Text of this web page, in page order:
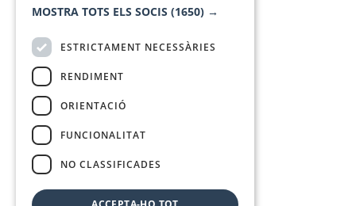
MOSTRA TOTS ELS SOCIS (1650) →
ESTRICTAMENT NECESSÀRIES
RENDIMENT
ORIENTACIÓ
FUNCIONALITAT
NO CLASSIFICADES